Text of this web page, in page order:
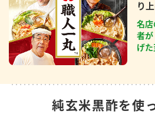
り
名店
者が
げた
純玄米黒酢を使